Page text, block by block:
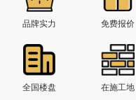
品牌实力 免费报价
全国楼盘 在施工地